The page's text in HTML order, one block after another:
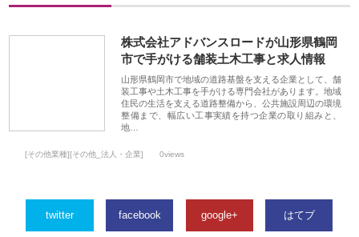
株式会社アドバンスロードが山形県鶴岡
市で手がける舗装土木工事と求人情報
山形県鶴岡市で地域の道路基盤を支える企業として、舗
装工事や土木工事を手がける専門会社があります。地域
住民の生活を支える道路整備から、公共施設周辺の環境
整備まで、幅広い工事実績を持つ企業の取り組みと、
地…
[その他業種][その他_法人・企業] 0views
twitter facebook google+ はてブ